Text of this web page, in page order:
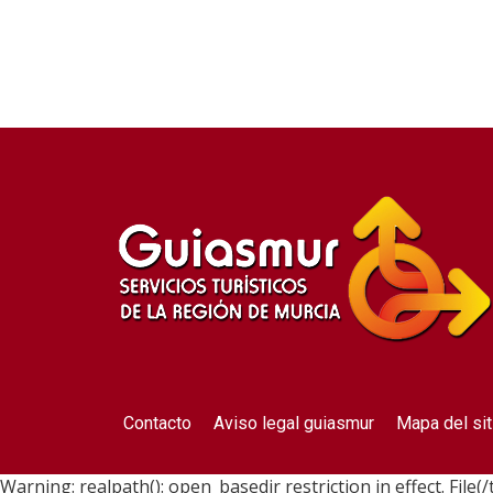
Contacto Aviso legal guiasmur Mapa del
Warning: realpath(): open_basedir restriction in effect.